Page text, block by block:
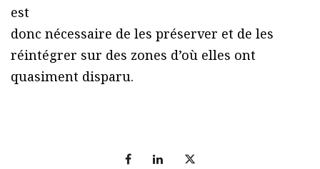
est
donc nécessaire de les préserver et de les
réintégrer sur des zones d’où elles ont
quasiment disparu.